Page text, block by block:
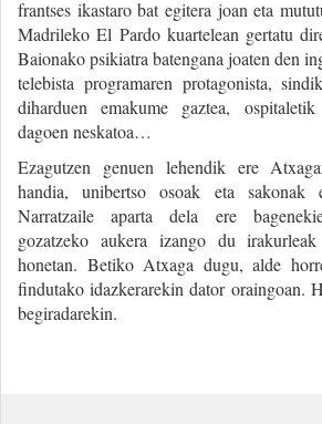
frantses ikastaro bat egitera joan eta
Madrileko El Pardo kuartelean gertatu
Baionako psikiatra batengana joaten den
telebista programaren protagonista,
diharduen emakume gaztea,
dagoen neskatoa…
Ezagutzen genuen lehendik ere
handia, unibertso osoak eta sakonak
Narratzaile aparta dela ere
gozatzeko aukera izango du irakurleak
honetan. Betiko Atxaga dugu, alde
findutako idazkerarekin dator oraingoan.
begiradarekin.